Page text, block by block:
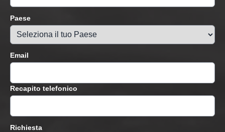
Paese
Email
Recapito telefonico
Richiesta